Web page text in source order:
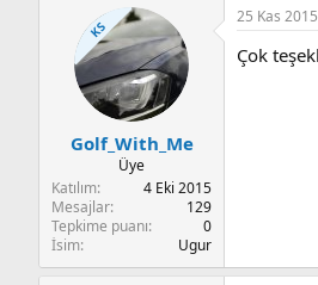
KS
Golf_With_Me
Üye
Katılım
4 Eki 2015
Mesajlar
129
Tepkime puanı
0
İsim
Ugur
25 Kas 2015
Çok